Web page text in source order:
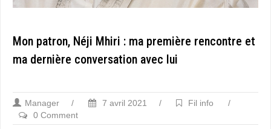
Mon patron, Néji Mhiri : ma première rencontre et
ma dernière conversation avec lui
Manager / 7 avril 2021 / Fil info
/
0 Comment